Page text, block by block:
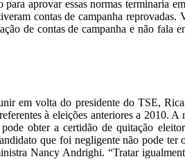
aprovar essas normas terminaria
contas de campanha
de contas de campanha e não fala
em volta do presidente do TSE,
à eleições anteriores a
obter a certidão de quitação
que foi negligente não pode ter
Nancy Andrighi. “Tratar